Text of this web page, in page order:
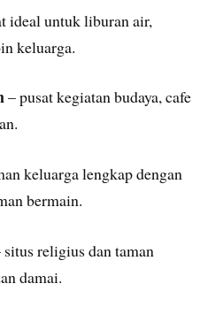
ideal untuk liburan air,
keluarga.
– pusat kegiatan budaya, cafe
keluarga lengkap dengan
bermain.
situs religius dan taman
damai.